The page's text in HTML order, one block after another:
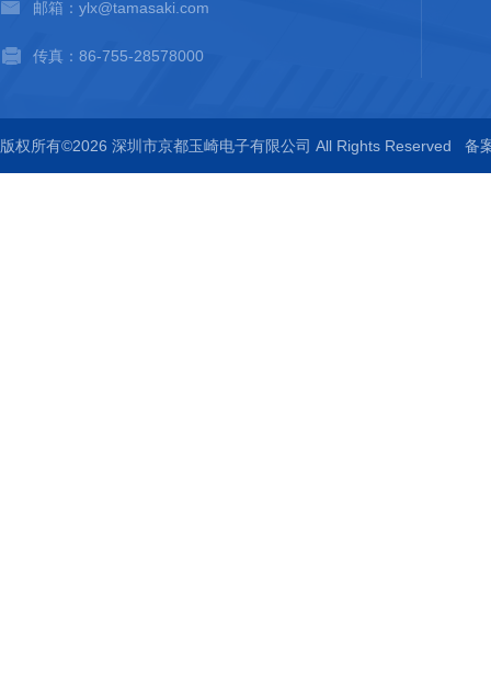
邮箱：ylx@tamasaki.com
传真：86-755-28578000
版权所有©2026 深圳市京都玉崎电子有限公司 All Rights Reserved 备